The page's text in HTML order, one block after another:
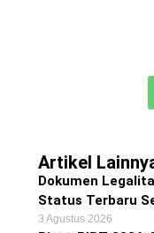
Artikel
Dokumen
Status Terbaru
3 Agustus 2026